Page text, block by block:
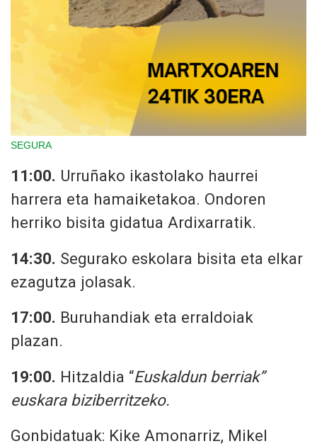
SEGURA
11:00. Urruñako ikastolako haurrei
harrera eta hamaiketakoa. Ondoren
herriko bisita gidatua Ardixarratik.
14:30. Segurako eskolara bisita eta elkar
ezagutza jolasak.
17:00. Buruhandiak eta erraldoiak
plazan.
19:00. Hitzaldia “Euskaldun berriak”
euskara biziberritzeko.
Gonbidatuak: Kike Amonarriz, Mikel